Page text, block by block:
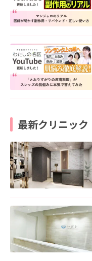
最新クリニック